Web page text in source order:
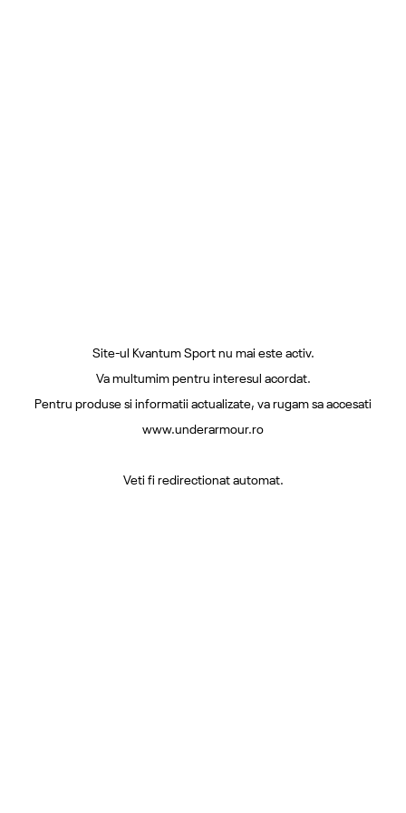
Site-ul Kvantum Sport nu mai este activ.
Va multumim pentru interesul acordat.
Pentru produse si informatii actualizate, va rugam sa accesati
www.underarmour.ro
Veti fi redirectionat automat.